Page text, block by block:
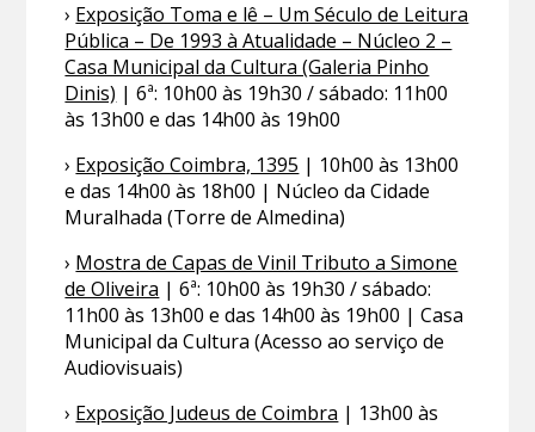
› Exposição Toma e lê – Um Século de Leitura
Pública – De 1993 à Atualidade – Núcleo 2 –
Casa Municipal da Cultura (Galeria Pinho
Dinis) | 6ª: 10h00 às 19h30 / sábado: 11h00
às 13h00 e das 14h00 às 19h00
› Exposição Coimbra, 1395 | 10h00 às 13h00
e das 14h00 às 18h00 | Núcleo da Cidade
Muralhada (Torre de Almedina)
› Mostra de Capas de Vinil Tributo a Simone
de Oliveira | 6ª: 10h00 às 19h30 / sábado:
11h00 às 13h00 e das 14h00 às 19h00 | Casa
Municipal da Cultura (Acesso ao serviço de
Audiovisuais)
› Exposição Judeus de Coimbra | 13h00 às